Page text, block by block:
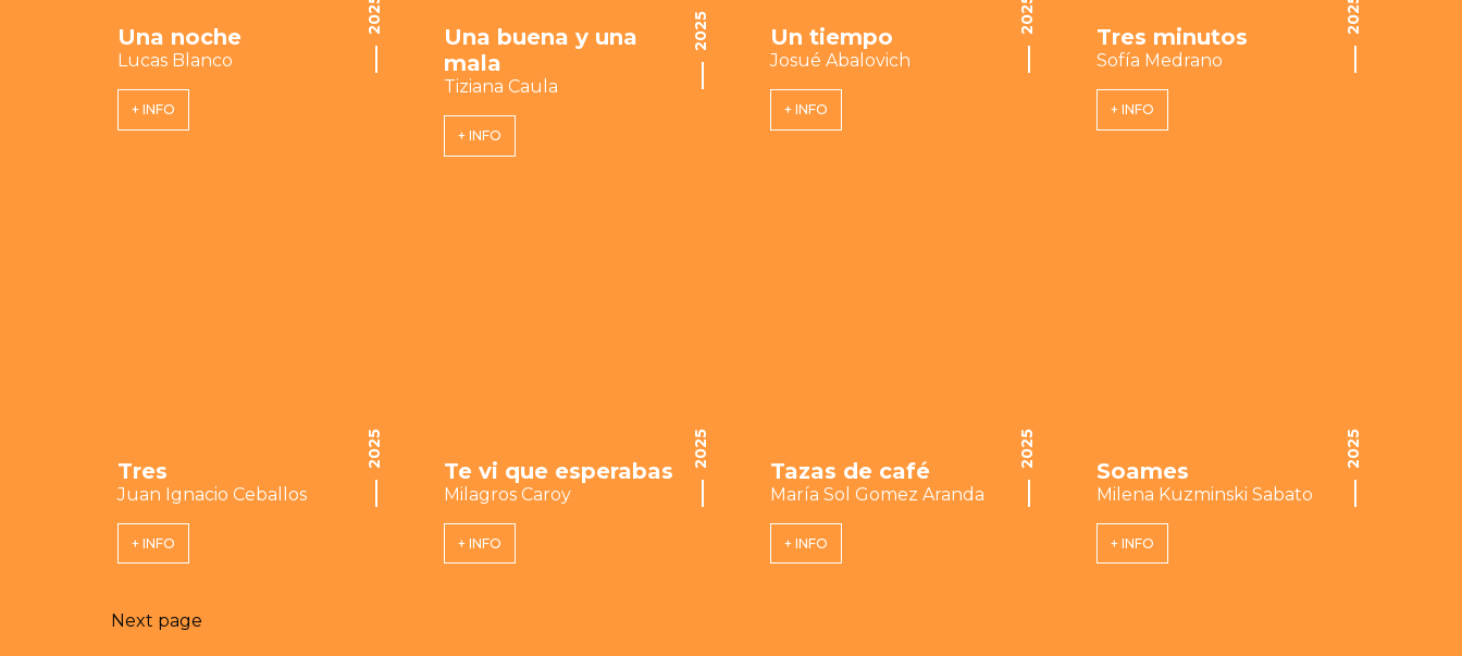
Una noche
Lucas Blanco
+ INFO
2025
Una buena y una
mala
Tiziana Caula
+ INFO
2025 Un tiempo
Josué Abalovich
+ INFO
2025
Tres minutos
Sofía Medrano
+ INFO
2025
Tres
Juan Ignacio Ceballos
+ INFO
2025
Te vi que esperabas
Milagros Caroy
+ INFO
2025
Tazas de café
María Sol Gomez Aranda
+ INFO
2025
Soames
Milena Kuzminski Sabato
+ INFO
2025
Next page